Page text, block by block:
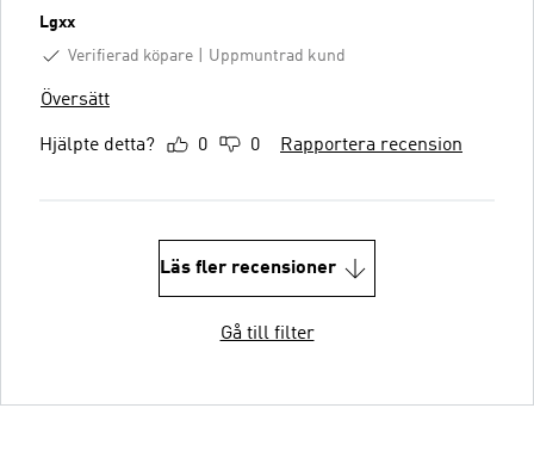
Lgxx
Verifierad köpare
Uppmuntrad kund
Översätt
Hjälpte detta? 0 0 Rapportera recension
Läs fler recensioner
Gå till filter